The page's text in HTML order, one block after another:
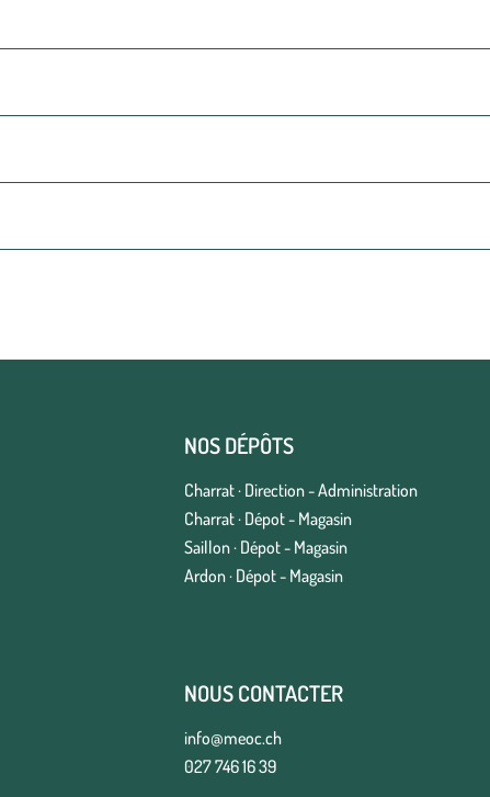
NOS DÉPÔTS
Charrat · Direction - Administration
Charrat · Dépot - Magasin
Saillon · Dépot - Magasin
Ardon · Dépot - Magasin
NOUS CONTACTER
info@meoc.ch
027 746 16 39